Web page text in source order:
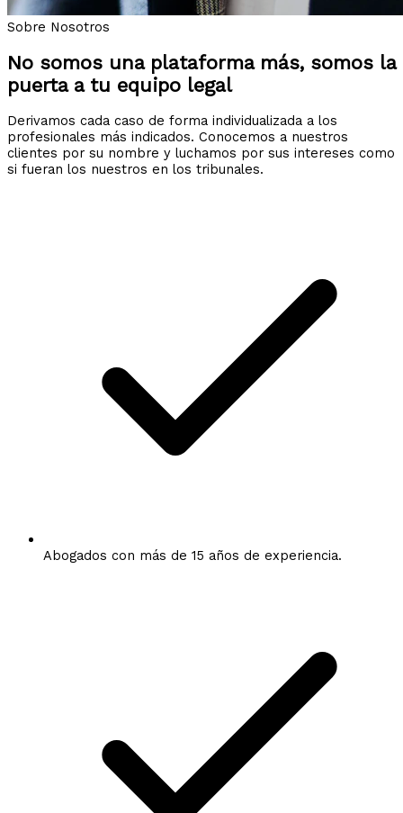
Sobre Nosotros
No somos una plataforma más, somos la
puerta a tu equipo legal
Derivamos cada caso de forma individualizada a los
profesionales más indicados. Conocemos a nuestros
clientes por su nombre y luchamos por sus intereses como
si fueran los nuestros en los tribunales.
Abogados con más de 15 años de experiencia.